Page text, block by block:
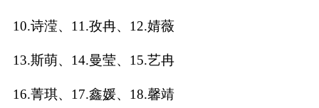
男孩名字打分
女孩名字打分
10.诗滢、11.孜冉、12.婧薇
13.斯萌、14.曼莹、15.艺冉
16.菁琪、17.鑫媛、18.馨靖